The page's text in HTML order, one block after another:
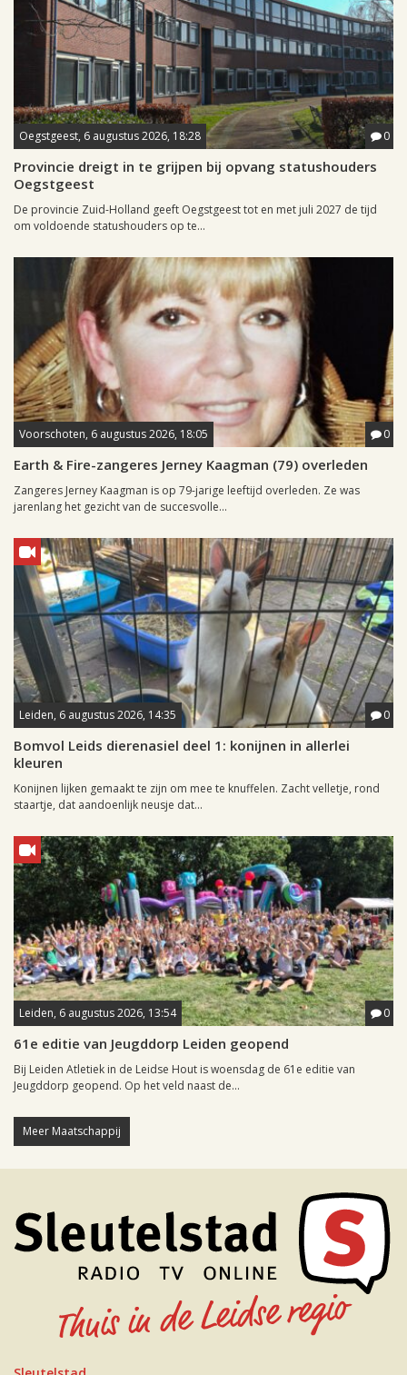
Oegstgeest, 6 augustus 2026, 18:28 0
Provincie dreigt in te grijpen bij opvang statushouders
Oegstgeest
De provincie Zuid-Holland geeft Oegstgeest tot en met juli 2027 de tijd
om voldoende statushouders op te...
Voorschoten, 6 augustus 2026, 18:05 0
Earth & Fire-zangeres Jerney Kaagman (79) overleden
Zangeres Jerney Kaagman is op 79-jarige leeftijd overleden. Ze was
jarenlang het gezicht van de succesvolle...
Leiden, 6 augustus 2026, 14:35 0
Bomvol Leids dierenasiel deel 1: konijnen in allerlei
kleuren
Konijnen lijken gemaakt te zijn om mee te knuffelen. Zacht velletje, rond
staartje, dat aandoenlijk neusje dat...
Leiden, 6 augustus 2026, 13:54 0
61e editie van Jeugddorp Leiden geopend
Bij Leiden Atletiek in de Leidse Hout is woensdag de 61e editie van
Jeugddorp geopend. Op het veld naast de...
Meer Maatschappij